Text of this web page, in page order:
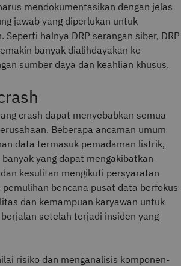
mendokumentasikan dengan jelas
jawab yang diperlukan untuk
Seperti halnya DRP serangan siber, DRP
banyak dialihdayakan ke
sumber daya dan keahlian khusus.
crash dapat menyebabkan semua
Beberapa ancaman umum
data termasuk pemadaman listrik,
yang dapat mengakibatkan
kesulitan mengikuti persyaratan
pemulihan bencana pusat data berfokus
dan kemampuan karyawan untuk
setelah terjadi insiden yang
risiko dan menganalisis komponen-